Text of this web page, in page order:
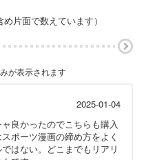
片面で数えています）
が表示されます
2025-01-04
良かったのでこちらも購入
ポーツ漫画の締め方をよく
はない。どこまでもリアリ